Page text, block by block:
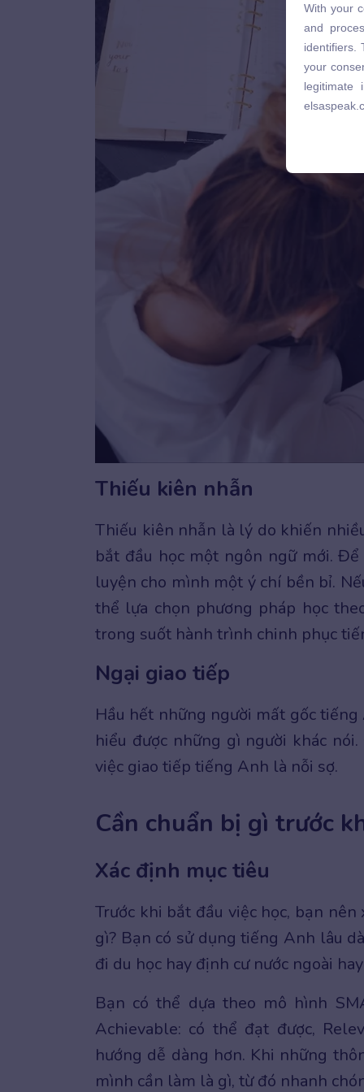
Thiếu kiên nhẫn
Thiếu kiên nhẫn là lý do khiến
bắt đầu học một ngôn ngữ mới.
luyện cho mình một ý chí bền bỉ.
thể lựa chọn phương pháp học
trong suốt hành trình chinh phục
Ngại giao tiếp
Hầu hết những người mất gốc
hiểu được những gì người khác
việc giao tiếp tiếng Anh là nỗi sợ.
Cần chuẩn bị gì trước
Xác định mục tiêu
Trước khi bắt đầu việc học, bạn
gì? Bạn có sử dụng tiếng Anh lâu
đi du học hay định cư nước ngoài
Bạn có thể dựa theo mô hình
Achievable: có thể đạt được,
hướng dễ dàng hơn. Khi những
mình cần làm là gì, từ đó nhanh
and
With your
and
identifiers.
your